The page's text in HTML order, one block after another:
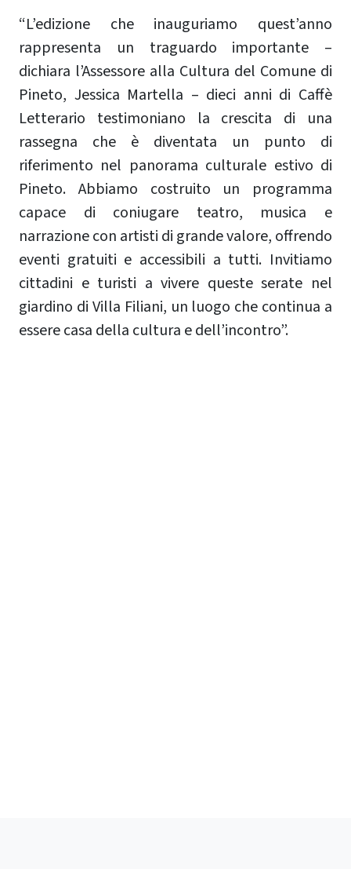
“L’edizione che inauguriamo quest’anno
rappresenta un traguardo importante –
dichiara l’Assessore alla Cultura del Comune di
Pineto, Jessica Martella – dieci anni di Caffè
Letterario testimoniano la crescita di una
rassegna che è diventata un punto di
riferimento nel panorama culturale estivo di
Pineto. Abbiamo costruito un programma
capace di coniugare teatro, musica e
narrazione con artisti di grande valore, offrendo
eventi gratuiti e accessibili a tutti. Invitiamo
cittadini e turisti a vivere queste serate nel
giardino di Villa Filiani, un luogo che continua a
essere casa della cultura e dell’incontro”.